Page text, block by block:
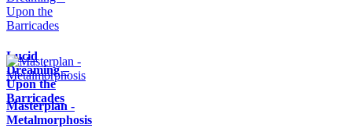
Lucid
Dreaming –
Upon the
Barricades
Masterplan -
Metalmorphosis